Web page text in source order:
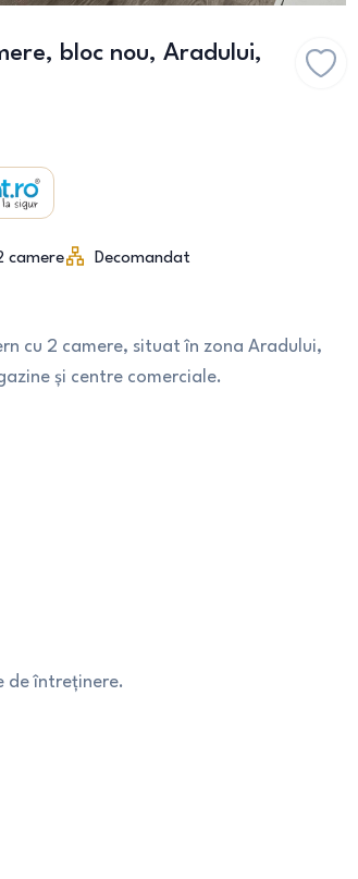
bloc nou, Aradului,
camere Decomandat
cu 2 camere, situat în zona Aradului,
și centre comerciale.
de întreținere.